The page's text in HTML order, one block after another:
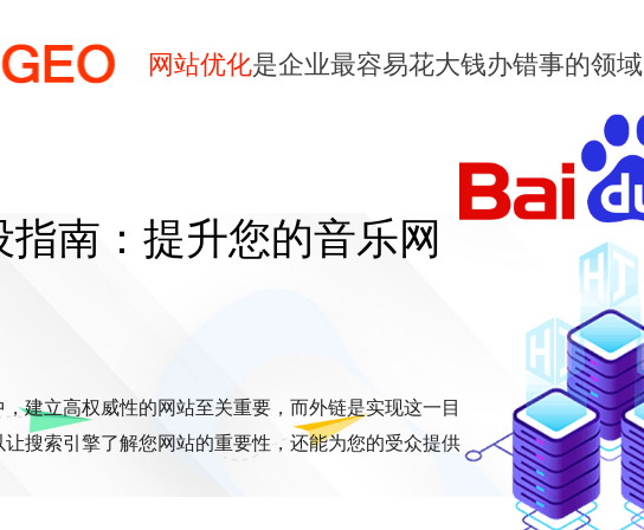
网站优化是企业最容易花大钱办错事的领域
南：提升您的音乐网
建立高权威性的网站至关重要，而外链是实现这一目
搜索引擎了解您网站的重要性，还能为您的受众提供